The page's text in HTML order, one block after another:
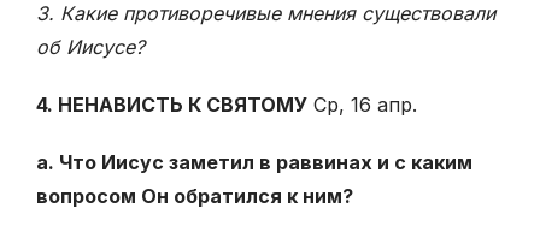
3. Какие противоречивые мнения существовали
об Иисусе?
4. НЕНАВИСТЬ К СВЯТОМУ Ср, 16 апр.
а. Что Иисус заметил в раввинах и с каким
вопросом Он обратился к ним?